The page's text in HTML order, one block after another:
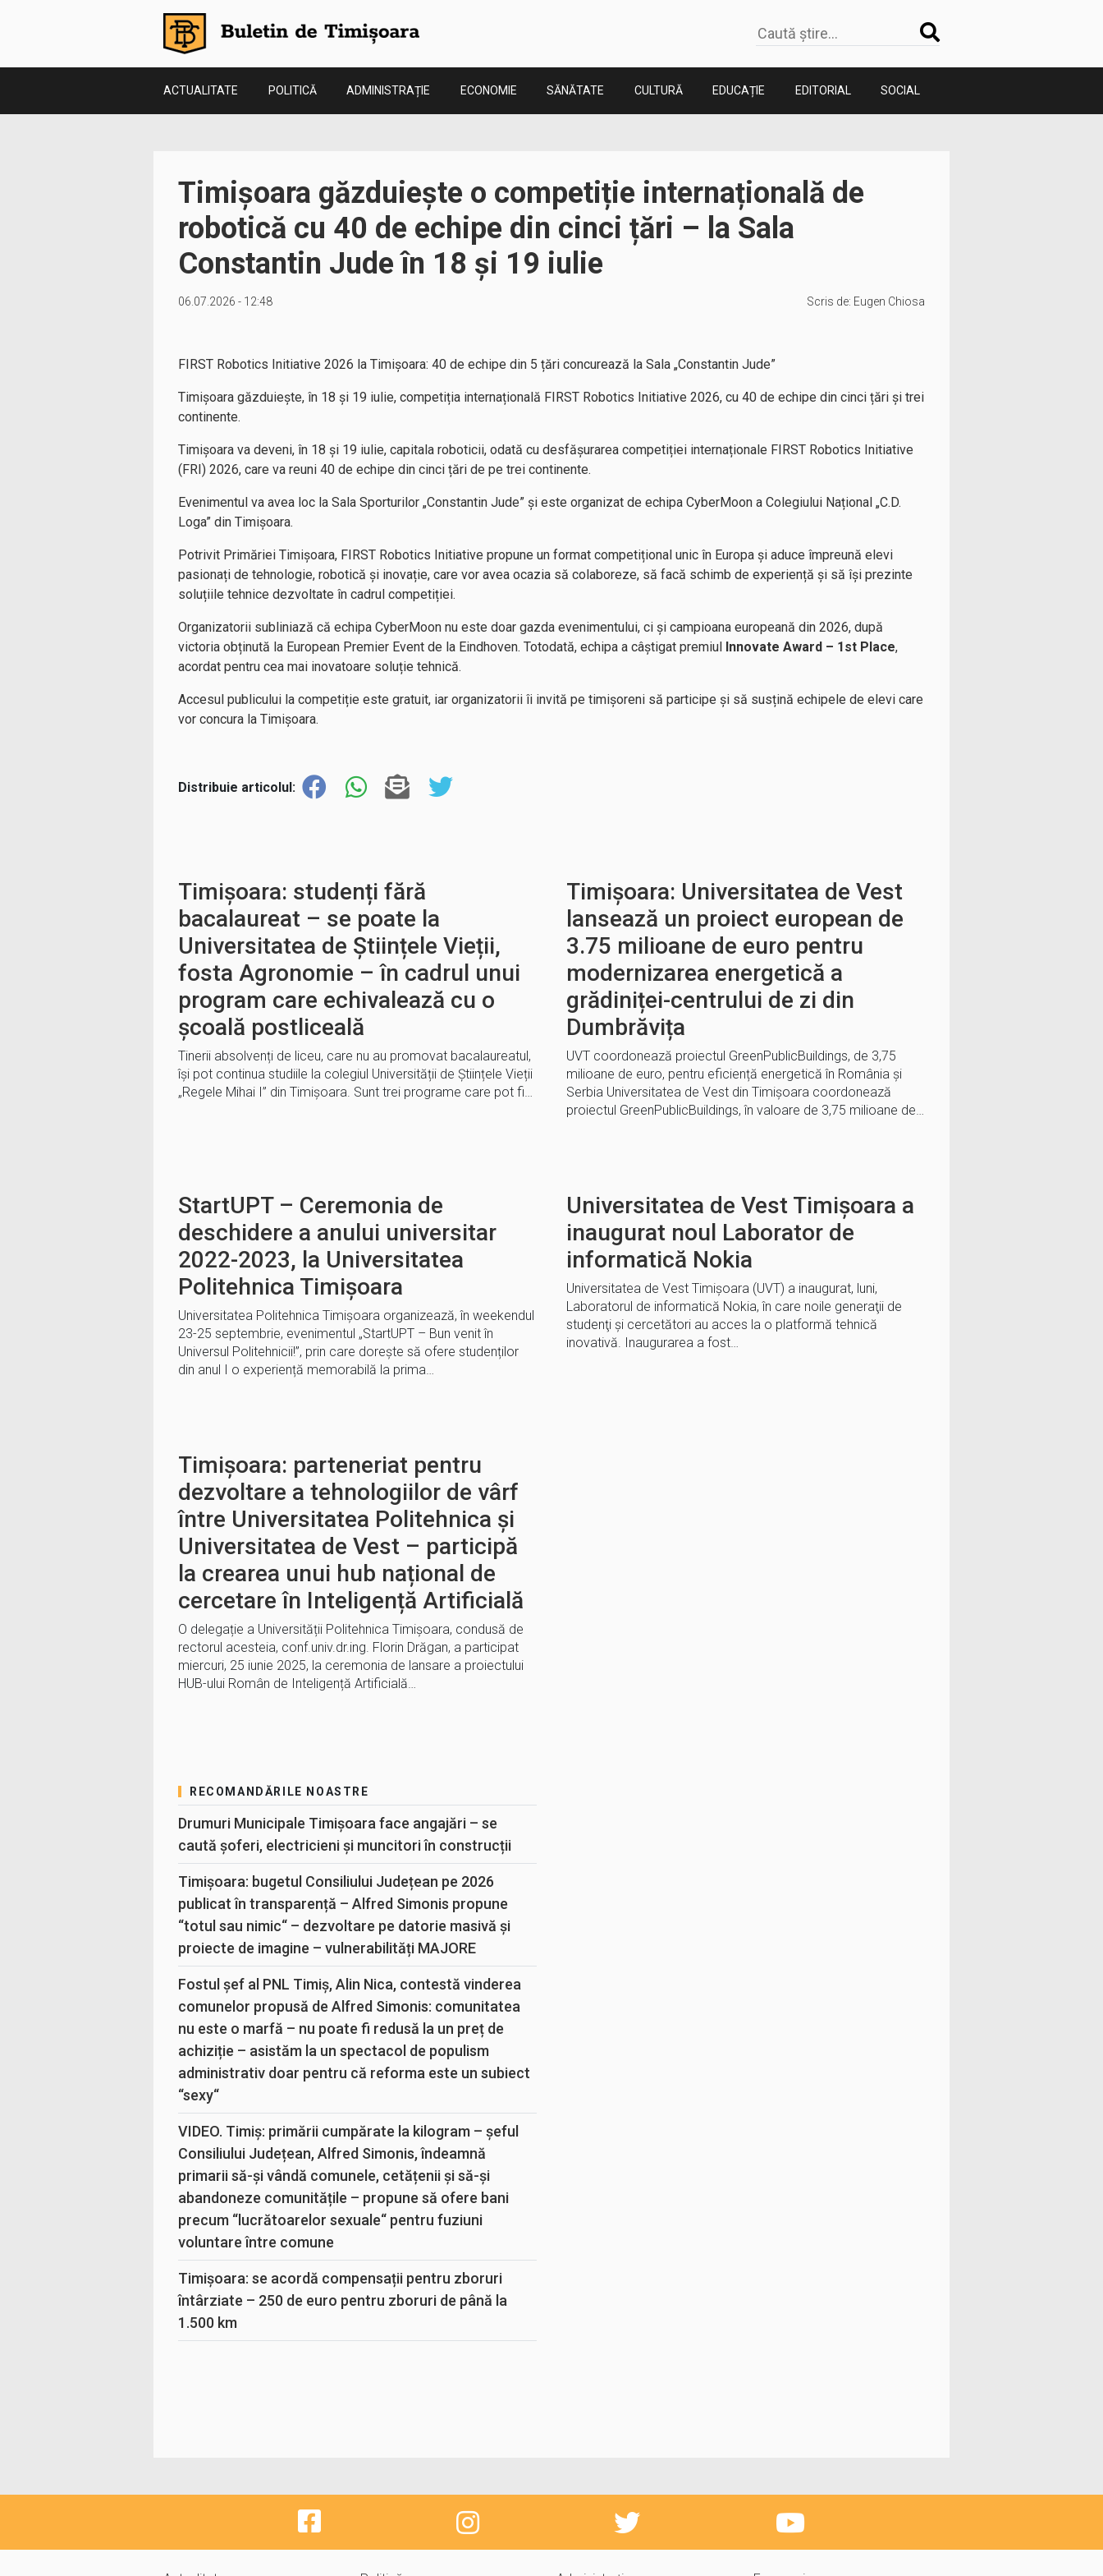
ACTUALITATE POLITICĂ ADMINISTRAȚIE ECONOMIE SĂNĂTATE CULTURĂ EDUCAȚIE EDITORIAL SOCIAL
Timișoara găzduiește o competiție internațională de
robotică cu 40 de echipe din cinci țări – la Sala
Constantin Jude în 18 și 19 iulie
06.07.2026 - 12:48 Scris de: Eugen Chiosa
FIRST Robotics Initiative 2026 la Timișoara: 40 de echipe din 5 țări concurează la Sala „Constantin Jude”
Timișoara găzduiește, în 18 și 19 iulie, competiția internațională FIRST Robotics Initiative 2026, cu 40 de echipe din cinci țări și trei
continente.
Timișoara va deveni, în 18 și 19 iulie, capitala roboticii, odată cu desfășurarea competiției internaționale FIRST Robotics Initiative
(FRI) 2026, care va reuni 40 de echipe din cinci țări de pe trei continente.
Evenimentul va avea loc la Sala Sporturilor „Constantin Jude” și este organizat de echipa CyberMoon a Colegiului Național „C.D.
Loga” din Timișoara.
Potrivit Primăriei Timișoara, FIRST Robotics Initiative propune un format competițional unic în Europa și aduce împreună elevi
pasionați de tehnologie, robotică și inovație, care vor avea ocazia să colaboreze, să facă schimb de experiență și să își prezinte
soluțiile tehnice dezvoltate în cadrul competiției.
Organizatorii subliniază că echipa CyberMoon nu este doar gazda evenimentului, ci și campioana europeană din 2026, după
victoria obținută la European Premier Event de la Eindhoven. Totodată, echipa a câștigat premiul Innovate Award – 1st Place,
acordat pentru cea mai inovatoare soluție tehnică.
Accesul publicului la competiție este gratuit, iar organizatorii îi invită pe timișoreni să participe și să susțină echipele de elevi care
vor concura la Timișoara.
Distribuie articolul:
Timișoara: studenți fără
bacalaureat – se poate la
Universitatea de Științele Vieții,
fosta Agronomie – în cadrul unui
program care echivalează cu o
școală postliceală
Tinerii absolvenți de liceu, care nu au promovat bacalaureatul,
își pot continua studiile la colegiul Universității de Științele Vieții
„Regele Mihai I” din Timișoara. Sunt trei programe care pot fi…
Timișoara: Universitatea de Vest
lansează un proiect european de
3.75 milioane de euro pentru
modernizarea energetică a
grădiniței-centrului de zi din
Dumbrăvița
UVT coordonează proiectul GreenPublicBuildings, de 3,75
milioane de euro, pentru eficiență energetică în România și
Serbia Universitatea de Vest din Timișoara coordonează
proiectul GreenPublicBuildings, în valoare de 3,75 milioane de…
StartUPT – Ceremonia de
deschidere a anului universitar
2022-2023, la Universitatea
Politehnica Timișoara
Universitatea Politehnica Timișoara organizează, în weekendul
23-25 septembrie, evenimentul „StartUPT – Bun venit în
Universul Politehnicii!”, prin care dorește să ofere studenților
din anul I o experiență memorabilă la prima…
Universitatea de Vest Timişoara a
inaugurat noul Laborator de
informatică Nokia
Universitatea de Vest Timişoara (UVT) a inaugurat, luni,
Laboratorul de informatică Nokia, în care noile generaţii de
studenţi şi cercetători au acces la o platformă tehnică
inovativă. Inaugurarea a fost…
Timișoara: parteneriat pentru
dezvoltare a tehnologiilor de vârf
între Universitatea Politehnica și
Universitatea de Vest – participă
la crearea unui hub național de
cercetare în Inteligență Artificială
O delegație a Universității Politehnica Timișoara, condusă de
rectorul acesteia, conf.univ.dr.ing. Florin Drăgan, a participat
miercuri, 25 iunie 2025, la ceremonia de lansare a proiectului
HUB-ului Român de Inteligență Artificială…
RECOMANDĂRILE NOASTRE
Drumuri Municipale Timișoara face angajări – se
caută șoferi, electricieni și muncitori în construcții
Timișoara: bugetul Consiliului Județean pe 2026
publicat în transparență – Alfred Simonis propune
“totul sau nimic“ – dezvoltare pe datorie masivă și
proiecte de imagine – vulnerabilități MAJORE
Fostul șef al PNL Timiș, Alin Nica, contestă vinderea
comunelor propusă de Alfred Simonis: comunitatea
nu este o marfă – nu poate fi redusă la un preț de
achiziție – asistăm la un spectacol de populism
administrativ doar pentru că reforma este un subiect
“sexy“
VIDEO. Timiș: primării cumpărate la kilogram – șeful
Consiliului Județean, Alfred Simonis, îndeamnă
primarii să-și vândă comunele, cetățenii și să-și
abandoneze comunitățile – propune să ofere bani
precum “lucrătoarelor sexuale“ pentru fuziuni
voluntare între comune
Timișoara: se acordă compensații pentru zboruri
întârziate – 250 de euro pentru zboruri de până la
1.500 km